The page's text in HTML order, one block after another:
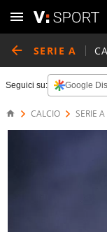
SERIE A
Seguici su: Google
CALCIO SERIE A